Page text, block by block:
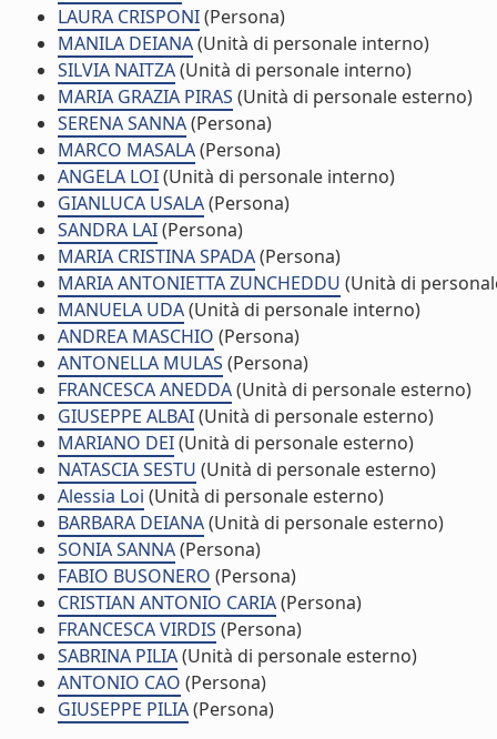
LAURA CRISPONI(Persona)
MANILA DEIANA(Unità di personale interno)
SILVIA NAITZA(Unità di personale interno)
MARIA GRAZIA PIRAS (Unità di personale esterno)
SERENA SANNA(Persona)
MARCO MASALA(Persona)
ANGELA LOI(Unità di personale interno)
GIANLUCA USALA(Persona)
SANDRA LAI(Persona)
MARIA CRISTINA SPADA(Persona)
MARIA ANTONIETTA ZUNCHEDDU (Unità di
MANUELA UDA(Unità di personale interno)
ANDREA MASCHIO (Persona)
ANTONELLA MULAS (Persona)
FRANCESCA ANEDDA(Unità di personale esterno)
GIUSEPPE ALBAI(Unità di personale esterno)
MARIANO DEI(Unità di personale esterno)
NATASCIA SESTU (Unità di personale esterno)
Alessia Loi (Unità di personale esterno)
BARBARA DEIANA(Unità di personale esterno)
SONIA SANNA(Persona)
FABIO BUSONERO (Persona)
CRISTIAN ANTONIO CARIA(Persona)
FRANCESCA VIRDIS (Persona)
SABRINA PILIA(Unità di personale esterno)
ANTONIO CAO (Persona)
GIUSEPPE PILIA(Persona)